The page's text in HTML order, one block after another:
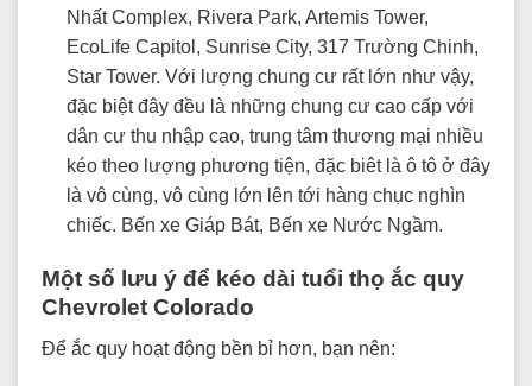
Nhất Complex, Rivera Park, Artemis Tower,
EcoLife Capitol, Sunrise City, 317 Trường Chinh,
Star Tower. Với lượng chung cư rất lớn như vậy,
đặc biệt đây đều là những chung cư cao cấp với
dân cư thu nhập cao, trung tâm thương mại nhiều
kéo theo lượng phương tiện, đặc biêt là ô tô ở đây
là vô cùng, vô cùng lớn lên tới hàng chục nghìn
chiếc. Bến xe Giáp Bát, Bến xe Nước Ngầm.
Một số lưu ý để kéo dài tuổi thọ ắc quy
Chevrolet Colorado
Để ắc quy hoạt động bền bỉ hơn, bạn nên: